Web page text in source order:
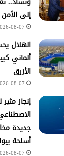
إلى
08-07
الهلال
ألماني
الأزرق
08-07
إنجاز
جديدة
أسلحة
08-07